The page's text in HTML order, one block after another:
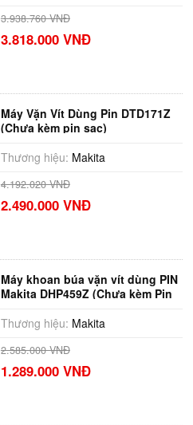
3.938.760 VNĐ
3.818.000 VNĐ
Máy Vặn Vít Dùng Pin DTD171Z
(Chưa kèm pin sạc)
Thương hiệu: Makita
4.192.020 VNĐ
2.490.000 VNĐ
Máy khoan búa vặn vít dùng PIN
Makita DHP459Z (Chưa kèm Pin
Thương hiệu: Makita
2.585.000 VNĐ
1.289.000 VNĐ